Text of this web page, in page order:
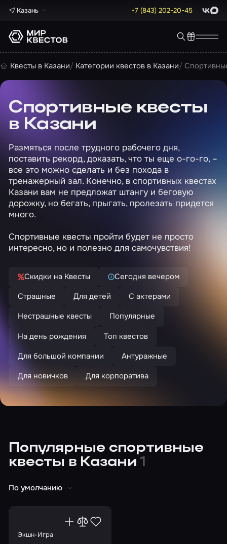
Казань +7 (843) 202-20-45 Max
Квесты в Казани Категории квестов в Казани
Спортивные квесты
в Казани
Размяться после трудного рабочего дня,
поставить рекорд, доказать, что ты еще о-го-го, –
все это можно сделать и без похода в
тренажерный зал. Конечно, в спортивных квестах
Казани вам не предложат штангу и беговую
дорожку, но бегать, прыгать, пролезать придется
много.
Спортивные квесты пройти будет не просто
интересно, но и полезно для самочувствия!
Скидки на Квесты
Сегодня вечером
Страшные
Для детей
С актерами
Нестрашные квесты
Популярные
На день рождения
Топ квестов
Для большой компании
Антуражные
Для новичков
Для корпоратива
Популярные спортивные
квесты в Казани1
По умолчанию
Экшн-Игра